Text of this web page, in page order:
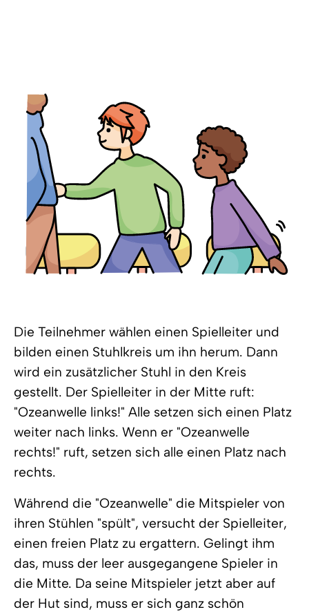
Die Teilnehmer wählen einen Spielleiter und
bilden einen Stuhlkreis um ihn herum. Dann
wird ein zusätzlicher Stuhl in den Kreis
gestellt. Der Spielleiter in der Mitte ruft:
"Ozeanwelle links!" Alle setzen sich einen Platz
weiter nach links. Wenn er "Ozeanwelle
rechts!" ruft, setzen sich alle einen Platz nach
rechts.
Während die "Ozeanwelle" die Mitspieler von
ihren Stühlen "spült", versucht der Spielleiter,
einen freien Platz zu ergattern. Gelingt ihm
das, muss der leer ausgegangene Spieler in
die Mitte. Da seine Mitspieler jetzt aber auf
der Hut sind, muss er sich ganz schön